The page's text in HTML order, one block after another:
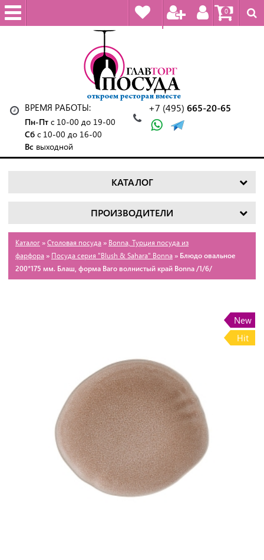
0
ВРЕМЯ РАБОТЫ:
Пн-Пт с 10-00 до 19-00
Сб с 10-00 до 16-00
Вс выходной
+7 (495) 665-20-65
КАТАЛОГ
ПРОИЗВОДИТЕЛИ
Каталог » Столовая посуда » Bonna, Турция посуда из
фарфора » Посуда серия "Blush & Sahara" Bonna » Блюдо овальное
200*175 мм. Блаш, форма Ваго волнистый край Bonna /1/6/
New
Hit